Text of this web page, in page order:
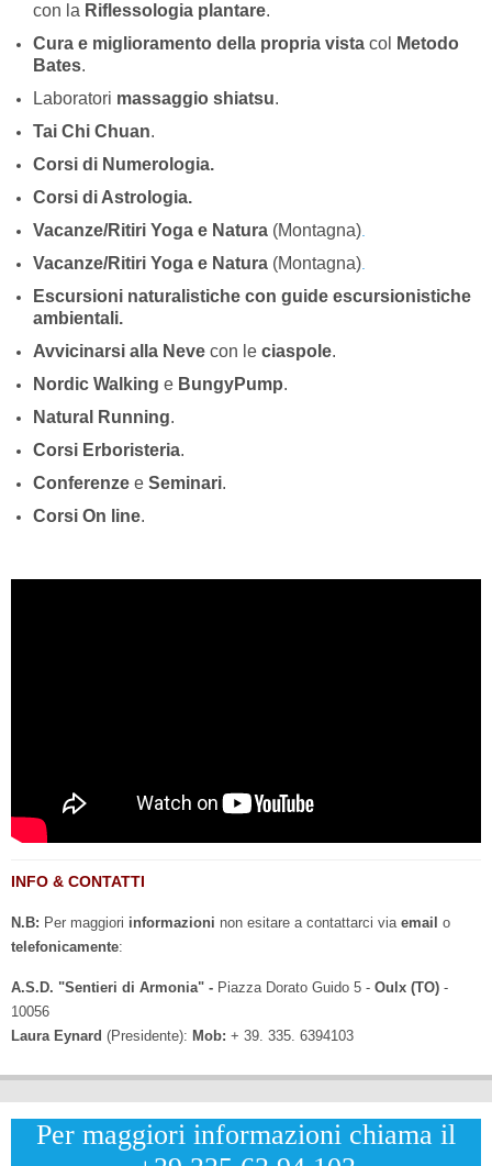
con la Riflessologia plantare.
Cura e miglioramento della propria vista col
Metodo
Bates.
Laboratori massaggio shiatsu.
Tai Chi Chuan.
Corsi di Numerologia.
Corsi di Astrologia.
Vacanze/Ritiri Yoga e Natura (Montagna).
Vacanze/Ritiri Yoga e Natura (Montagna).
Escursioni naturalistiche con guide escursionistiche
ambientali.
Avvicinarsi alla Neve con le ciaspole.
Nordic Walking e BungyPump.
Natural Running.
Corsi Erboristeria.
Conferenze e Seminari.
Corsi On line.
INFO & CONTATTI
N.B: Per maggiori informazioni non esitare a contattarci via email o
telefonicamente:
A.S.D. "Sentieri di Armonia" - Piazza Dorato Guido 5 - Oulx (TO) -
10056
Laura Eynard (Presidente): Mob: + 39. 335. 6394103
Per maggiori informazioni chiama il